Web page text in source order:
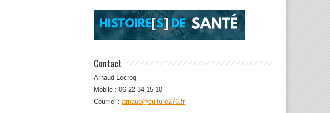
Contact
Arnaud Lecroq
Mobile : 06 22 34 15 10
Courriel : arnaud@culture276.fr